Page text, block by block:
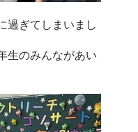
過ぎてしまいまし
生のみんながあい